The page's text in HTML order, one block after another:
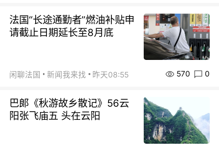
法国“长途通勤者”燃油补贴申
请截止日期延长至8月底
闲聊法国 新闻我来找 昨天08:55 570 0
巴郞《秋游故乡散记》56云
阳张飞庙五 头在云阳